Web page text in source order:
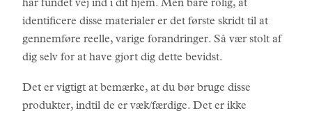
har fundet vej ind i dit hjem. Men bare rolig, at
identificere disse materialer er det første skridt til at
gennemføre reelle, varige forandringer. Så vær stolt af
dig selv for at have gjort dig dette bevidst.
Det er vigtigt at bemærke, at du bør bruge disse
produkter, indtil de er væk/færdige. Det er ikke